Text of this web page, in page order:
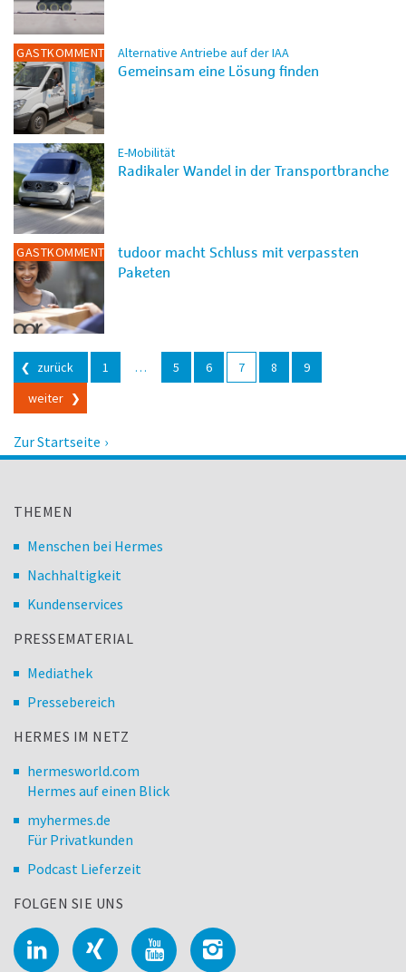
GASTKOMMENTARAlternative Antriebe auf der IAA
Gemeinsam eine Lösung finden
E-Mobilität
Radikaler Wandel in der Transportbranche
GASTKOMMENTARtudoor macht Schluss mit verpassten
Paketen
Beitragsnavigation
zurück 1 … 5 6 7 8
9
weiter
Zur Startseite
THEMEN
Menschen bei Hermes
Nachhaltigkeit
Kundenservices
PRESSEMATERIAL
Mediathek
Pressebereich
HERMES IM NETZ
hermesworld.com
Hermes auf einen Blick
myhermes.de
Für Privatkunden
Podcast Lieferzeit
FOLGEN SIE UNS